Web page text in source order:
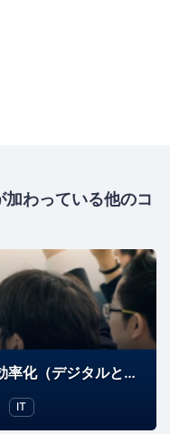
わっている他のコ
マジセミ×業務自動化・効率化（デジタルとの新たな出会いと体験）
IT